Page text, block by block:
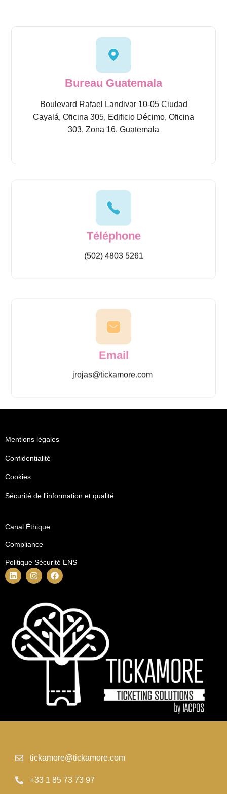
Bureau Guatemala
Boulevard Rafael Landivar 10-05 Ciudad
Cayalá, Oficina 305, Edificio Décimo, Oficina
303, Zona 16, Guatemala
Téléphone
(502) 4803 5261
Email
Mentions légales
Confidentialité
Cookies
Sécurité de l'information et qualité
Canal Éthique
Compliance
Politique Sécurité ENS
tickamore@tickamore.com
+33 1 85 73 73 97